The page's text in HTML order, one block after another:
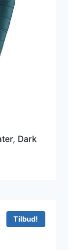
Dark
Tilbud!